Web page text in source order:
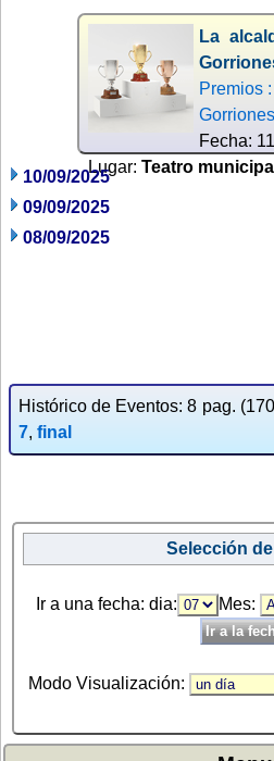
La
Premios
Fecha:
Lugar: Teatro
10/09/2025
09/09/2025
08/09/2025
Histórico de Eventos: 8 pag.
7, final
Selección
Ir a una fecha: dia: Mes:
Modo Visualización: